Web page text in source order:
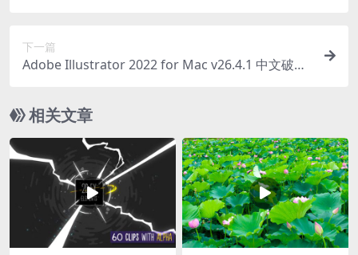
下一篇
Adobe Illustrator 2022 for Mac v26.4.1 中文破解
相关文章